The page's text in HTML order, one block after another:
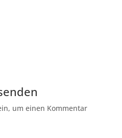
um einen Kommentar